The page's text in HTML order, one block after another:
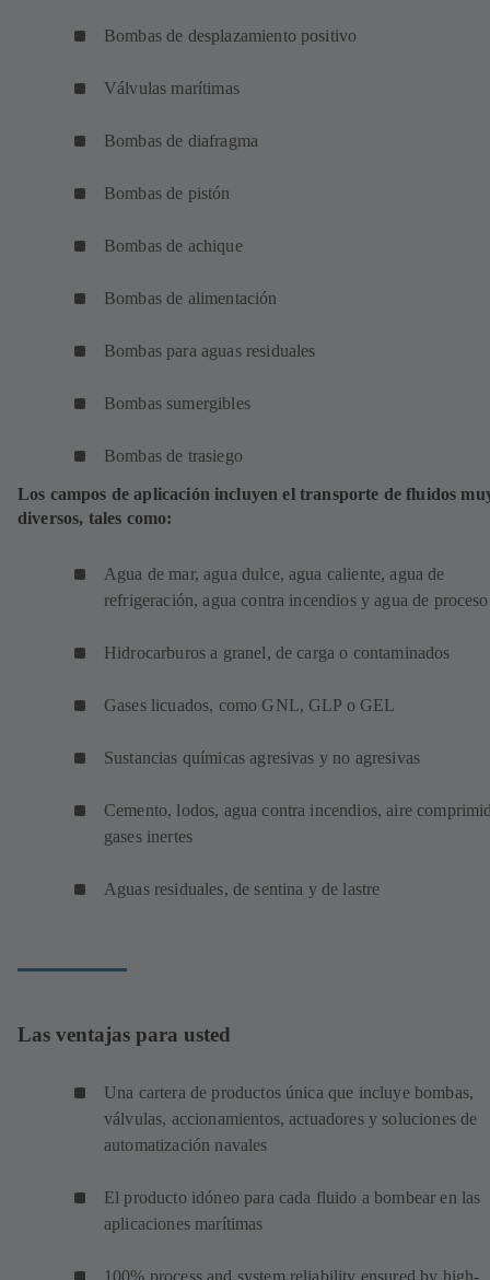
Bombas de desplazamiento positivo
Válvulas marítimas
Bombas de diafragma
Bombas de pistón
Bombas de achique
Bombas de alimentación
Bombas para aguas residuales
Bombas sumergibles
Bombas de trasiego
Los campos de aplicación incluyen el transporte de fluidos
diversos, tales como:
Agua de mar, agua dulce, agua caliente, agua de
refrigeración, agua contra incendios y agua de proceso
Hidrocarburos a granel, de carga o contaminados
Gases licuados, como GNL, GLP o GEL
Sustancias químicas agresivas y no agresivas
Cemento, lodos, agua contra incendios, aire
gases inertes
Aguas residuales, de sentina y de lastre
Las ventajas para usted
Una cartera de productos única que incluye bombas,
válvulas, accionamientos, actuadores y soluciones de
automatización navales
El producto idóneo para cada fluido a bombear en las
aplicaciones marítimas
100% process and system reliability ensured by high-